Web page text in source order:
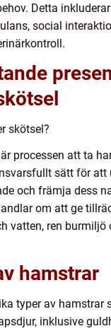
Detta
social
skötsel?
processen att ta
sätt för att
och främja dess
om att ge
vatten, ren burmiljö
hamstrar
typer av hamstrar
inklusive